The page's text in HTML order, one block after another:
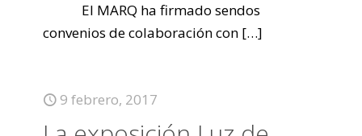
El MARQ ha firmado sendos
convenios de colaboración con […]
9 febrero, 2017